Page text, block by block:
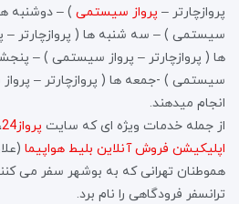
پروازچارتر – پرواز سیستمی ) – دوشنبه ها
سیستمی ) – سه شنبه ها ( پروازچارتر –
ها ( پروازچارتر – پرواز سیستمی ) –
سیستمی ) -جمعه ها ( پروازچارتر –
انجام میدهند.
از جمله خدمات ویژه ای که سایت پرواز24
اپلیکیشن فروش آنلاین بلیط هواپیما
هموطنان تهرانی که به بوشهر سفر می
ترانسفر فرودگاهی را نام برد.